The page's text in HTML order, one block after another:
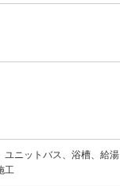
ユニットバス、浴槽、給湯
工